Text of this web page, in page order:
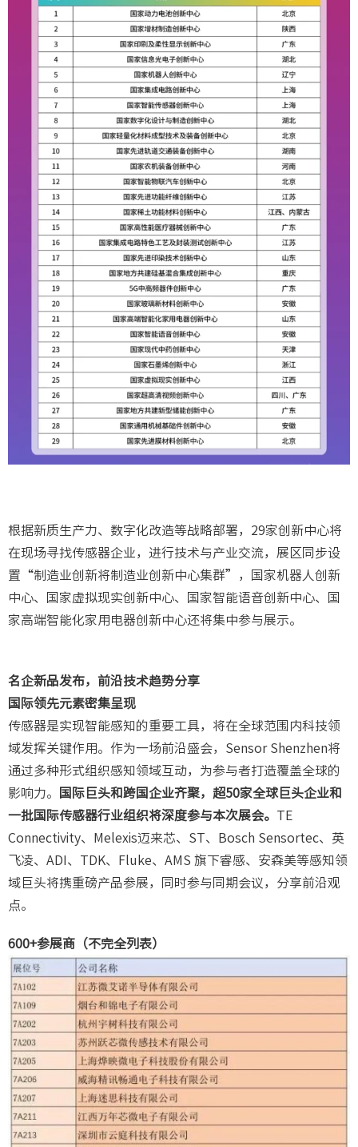
根据新质生产力、数字化改造等战略部署，29家创新中心将
在现场寻找传感器企业，进行技术与产业交流，展区同步设
置“制造业创新将制造业创新中心集群”，国家机器人创新
中心、国家虚拟现实创新中心、国家智能语音创新中心、国
家高端智能化家用电器创新中心还将集中参与展示。
名企新品发布，前沿技术趋势分享
国际领先元素密集呈现
传感器是实现智能感知的重要工具，将在全球范围内科技领
域发挥关键作用。作为一场前沿盛会，Sensor Shenzhen将
通过多种形式组织感知领域互动，为参与者打造覆盖全球的
影响力。
国际巨头和跨国企业齐聚，超50家全球巨头企业和
一批国际传感器行业组织将深度参与本次展会。 TE
Connectivity、Melexis迈来芯、ST、Bosch Sensortec、英
飞凌、ADI、TDK、Fluke、AMS 旗下睿感、安森美等感知领
域巨头将携重磅产品参展，同时参与同期会议，分享前沿观
点。
600+参展商（不完全列表）